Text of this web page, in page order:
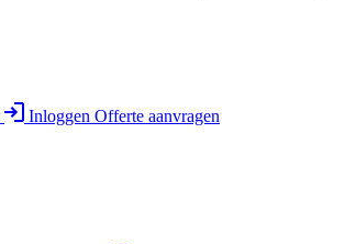
Inloggen Offerte aanvragen